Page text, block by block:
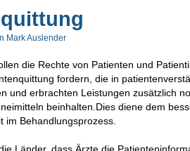
Mark Auslender
die Rechte von Patienten und
fordern, die in
und erbrachten Leistungen zusätzlich
beinhalten.Dies diene dem
im Behandlungsprozess.
Länder, dass Ärzte die